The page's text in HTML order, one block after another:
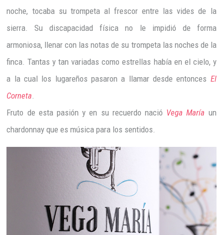
noche, tocaba su trompeta al frescor entre las vides de la
sierra. Su discapacidad física no le impidió de forma
armoniosa, llenar con las notas de su trompeta las noches de la
finca. Tantas y tan variadas como estrellas había en el cielo, y
a la cual los lugareños pasaron a llamar desde entonces El
Corneta.
Fruto de esta pasión y en su recuerdo nació Vega María un
chardonnay que es música para los sentidos.